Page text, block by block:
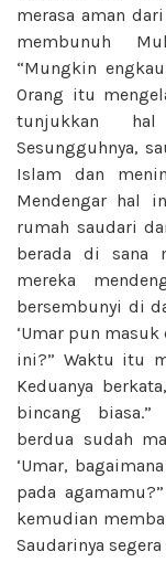
merasa aman
membunuh
“Mungkin
Orang itu
tunjukkan hal
Sesungguhnya,
Islam dan
Mendengar hal
rumah saudari
berada di sana
mereka
bersembunyi di
‘Umar pun
ini?” Waktu itu
Keduanya
bincang biasa.”
berdua sudah
‘Umar,
pada
kemudian
Saudarinya